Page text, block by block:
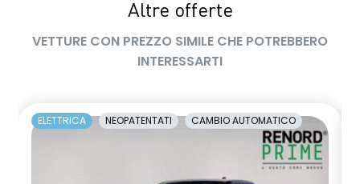
Altre offerte
VETTURE CON PREZZO SIMILE CHE POTREBBERO
INTERESSARTI
ELETTRICA NEOPATENTATI CAMBIO AUTOMATICO